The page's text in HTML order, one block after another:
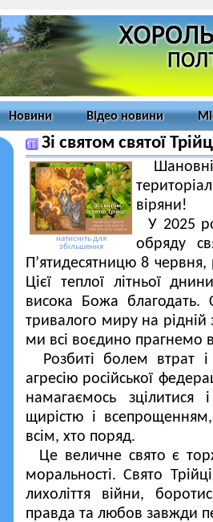
Новини Відео новини
Зі святом святої
натисніть для
збільшення
віряни!
У 2025
обряду
П’ятидесятницю 8
Цієї теплої літньої
висока Божа благодать.
тривалого миру на рідній
ми всі воєдино прагнемо
Розбиті болем втрат
агресію російської
намагаємось
щирістю і
всім, хто поряд.
Це величне свято є
моральності. Свято
лихоліття війни,
правда та любов завжди